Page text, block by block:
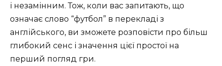
і незамінним. Тож, коли вас запитають, що
означає слово “футбол” в перекладі з
англійського, ви зможете розповісти про більш
глибокий сенс і значення цієї простої на
перший погляд гри.